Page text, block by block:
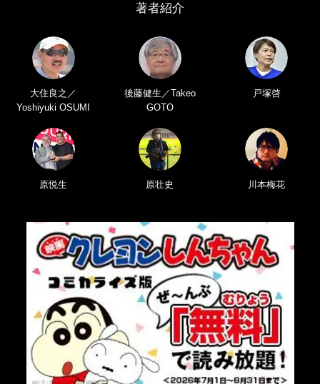
著者紹介
大住良之／
Yoshiyuki OSUMI
後藤健生／Takeo
GOTO
戸塚啓
原悦生 原壮史 川本梅花